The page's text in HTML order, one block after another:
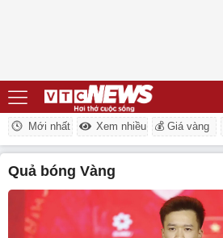
Mới nhất Xem nhiều 💰 Giá vàng
Quả bóng Vàng